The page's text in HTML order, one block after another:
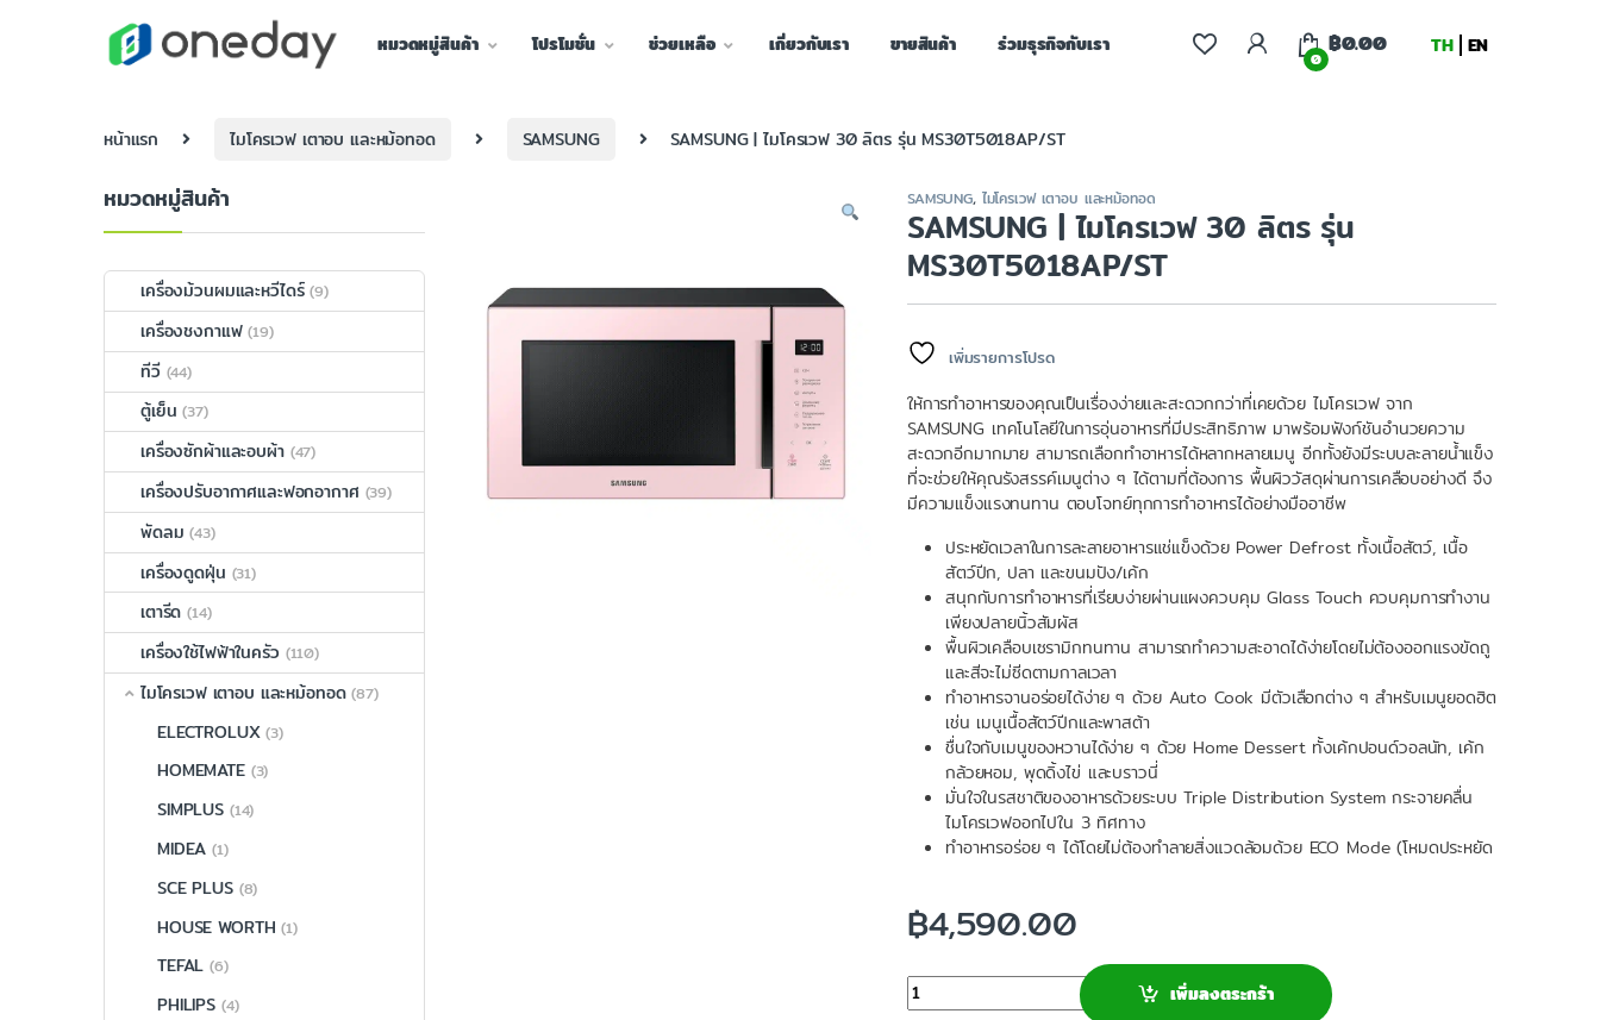
หมวดหมู่สินค้า โปรโมชั่น ช่วยเหลือ เกี่ยวกับเรา ขายสินค้า ร่วมธุรกิจกับเรา
0
฿0.00 TH EN
หน้าแรก ไมโครเวฟ เตาอบ และหม้อทอด SAMSUNG SAMSUNG | ไมโครเวฟ 30 ลิตร รุ่น MS30T5018AP/ST
SAMSUNG, ไมโครเวฟ เตาอบ และหม้อทอด
SAMSUNG | ไมโครเวฟ 30 ลิตร รุ่น
MS30T5018AP/ST
เพิ่มรายการโปรด
ให้การทำอาหารของคุณเป็นเรื่องง่ายและสะดวกกว่าที่เคยด้วย ไมโครเวฟ จาก
SAMSUNG เทคโนโลยีในการอุ่นอาหารที่มีประสิทธิภาพ มาพร้อมฟังก์ชันอำนวยความ
สะดวกอีกมากมาย สามารถเลือกทำอาหารได้หลากหลายเมนู อีกทั้งยังมีระบบละลายน้ำแข็ง
ที่จะช่วยให้คุณรังสรรค์เมนูต่าง ๆ ได้ตามที่ต้องการ พื้นผิววัสดุผ่านการเคลือบอย่างดี จึง
มีความแข็งแรงทนทาน ตอบโจทย์ทุกการทำอาหารได้อย่างมืออาชีพ
ประหยัดเวลาในการละลายอาหารแช่แข็งด้วย Power Defrost ทั้งเนื้อสัตว์, เนื้อ
สัตว์ปีก, ปลา และขนมปัง/เค้ก
สนุกกับการทำอาหารที่เรียบง่ายผ่านแผงควบคุม Glass Touch ควบคุมการทำงาน
เพียงปลายนิ้วสัมผัส
พื้นผิวเคลือบเซรามิกทนทาน สามารถทำความสะอาดได้ง่ายโดยไม่ต้องออกแรงขัดถู
และสีจะไม่ซีดตามกาลเวลา
ทำอาหารจานอร่อยได้ง่าย ๆ ด้วย Auto Cook มีตัวเลือกต่าง ๆ สำหรับเมนูยอดฮิต
เช่น เมนูเนื้อสัตว์ปีกและพาสต้า
ชื่นใจกับเมนูของหวานได้ง่าย ๆ ด้วย Home Dessert ทั้งเค้กปอนด์วอลนัท, เค้ก
กล้วยหอม, พุดดิ้งไข่ และบราวนี่
มั่นใจในรสชาติของอาหารด้วยระบบ Triple Distribution System กระจายคลื่น
ไมโครเวฟออกไปใน 3 ทิศทาง
ทำอาหารอร่อย ๆ ได้โดยไม่ต้องทำลายสิ่งแวดล้อมด้วย ECO Mode (โหมดประหยัด
฿4,590.00
จำนวน เพิ่มลงตระกร้า
หมวดหมู่สินค้า
เครื่องม้วนผมและหวีไดร์ (9)
เครื่องชงกาแฟ (19)
ทีวี (44)
ตู้เย็น (37)
เครื่องซักผ้าและอบผ้า (47)
เครื่องปรับอากาศและฟอกอากาศ (39)
พัดลม (43)
เครื่องดูดฝุ่น (31)
เตารีด (14)
เครื่องใช้ไฟฟ้าในครัว (110)
ไมโครเวฟ เตาอบ และหม้อทอด (87)
ELECTROLUX (3)
HOMEMATE (3)
SIMPLUS (14)
MIDEA (1)
SCE PLUS (8)
HOUSE WORTH (1)
TEFAL (6)
PHILIPS (4)